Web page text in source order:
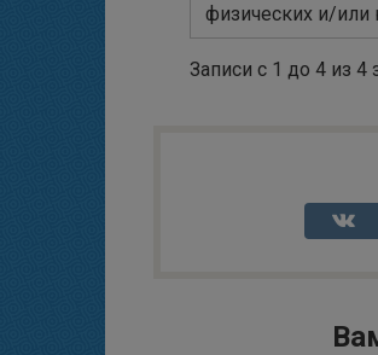
физических и/или
Записи с 1 до 4 из 4